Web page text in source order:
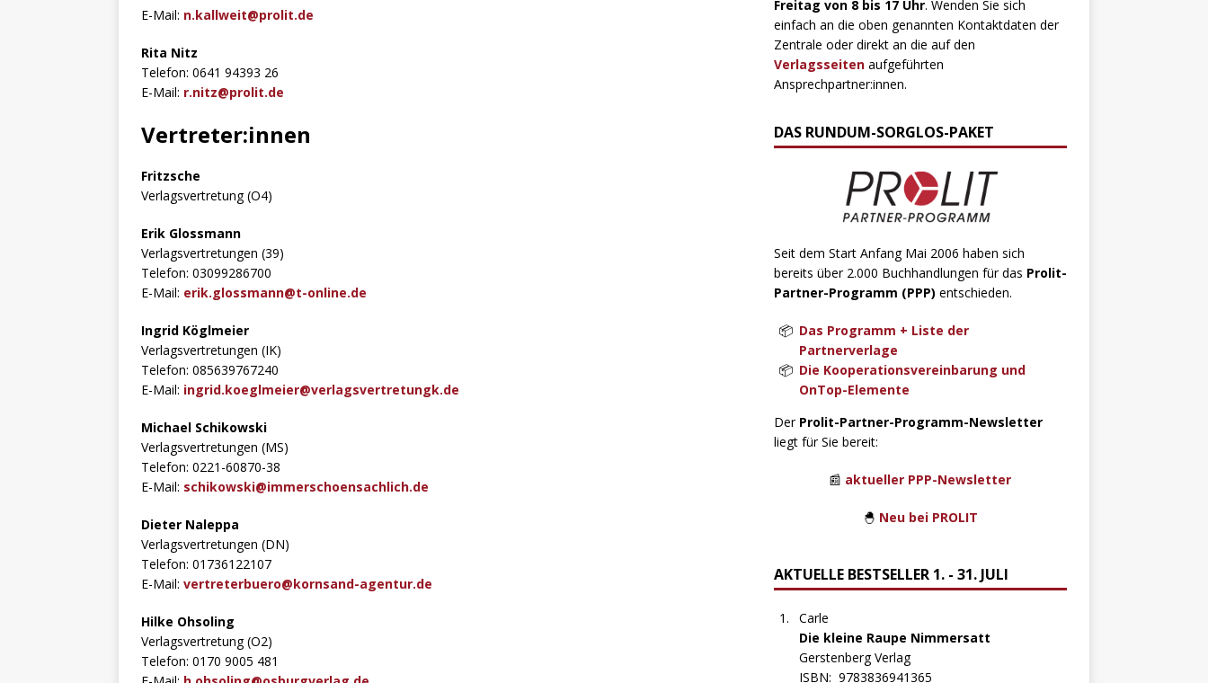
E-Mail: n.kallweit@prolit.de
Rita Nitz
Telefon: 0641 94393 26
E-Mail: r.nitz@prolit.de
Vertreter:innen
Fritzsche
Verlagsvertretung (O4)
Erik Glossmann
Verlagsvertretungen (39)
Telefon: 03099286700
E-Mail: erik.glossmann@t-online.de
Ingrid Köglmeier
Verlagsvertretungen (IK)
Telefon: 085639767240
E-Mail: ingrid.koeglmeier@verlagsvertretungk.de
Michael Schikowski
Verlagsvertretungen (MS)
Telefon: 0221-60870-38
E-Mail: schikowski@immerschoensachlich.de
Dieter Naleppa
Verlagsvertretungen (DN)
Telefon: 01736122107
E-Mail: vertreterbuero@kornsand-agentur.de
Hilke Ohsoling
Verlagsvertretung (O2)
Telefon: 0170 9005 481
Freitag von 8 bis 17 Uhr. Wenden Sie sich
einfach an die oben genannten Kontaktdaten der
Zentrale oder direkt an die auf den
Verlagsseitenaufgeführten
Ansprechpartner:innen.
DAS RUNDUM-SORGLOS-PAKET
Seit dem Start Anfang Mai 2006 haben sich
bereits über 2.000 Buchhandlungen für das Prolit-
Partner-Programm (PPP) entschieden.
Das Programm + Liste der
Partnerverlage
Die Kooperationsvereinbarung und
OnTop-Elemente
Der Prolit-Partner-Programm-Newsletter
liegt für Sie bereit:
📰 aktueller PPP-Newsletter
🐣 Neu bei PROLIT
AKTUELLE BESTSELLER 1. - 31. JULI
Carle
Die kleine Raupe Nimmersatt
Gerstenberg Verlag
ISBN: 9783836941365